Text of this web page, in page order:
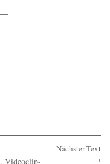
, Videoclip-
Nächster Text
→